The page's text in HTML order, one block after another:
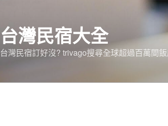
台灣民宿大全
台灣民宿訂好沒? trivago搜尋全球超過百萬間